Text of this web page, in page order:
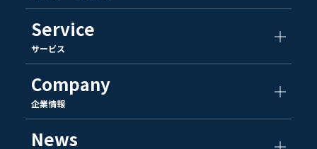
Service
サービス
Company
企業情報
News